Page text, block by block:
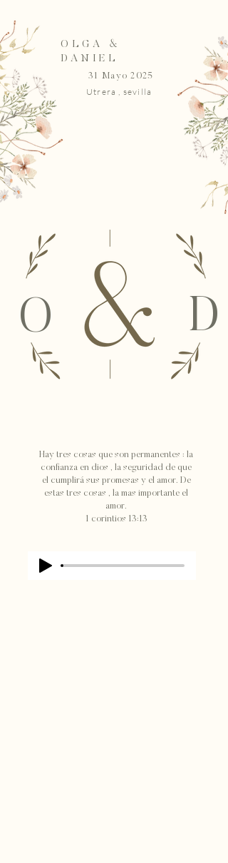
OLGA &
DANIEL
31 Mayo 2025
Utrera , sevilla
O D
Hay tres cosas que son permanentes : la
confianza en dios , la seguridad de que
el cumplirá sus promesas y el amor. De
estas tres cosas , la mas importante el
amor.
1 corintios 13:13